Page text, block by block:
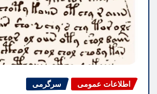
اطلاعات عمومی سرگرمی